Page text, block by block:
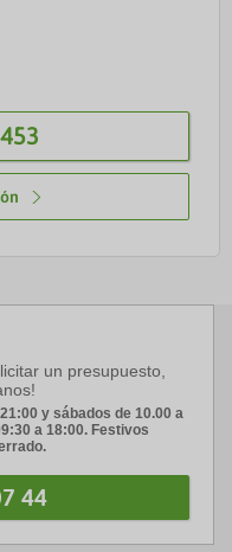
un presupuesto,
y sábados de 10.00 a
a 18:00. Festivos
44